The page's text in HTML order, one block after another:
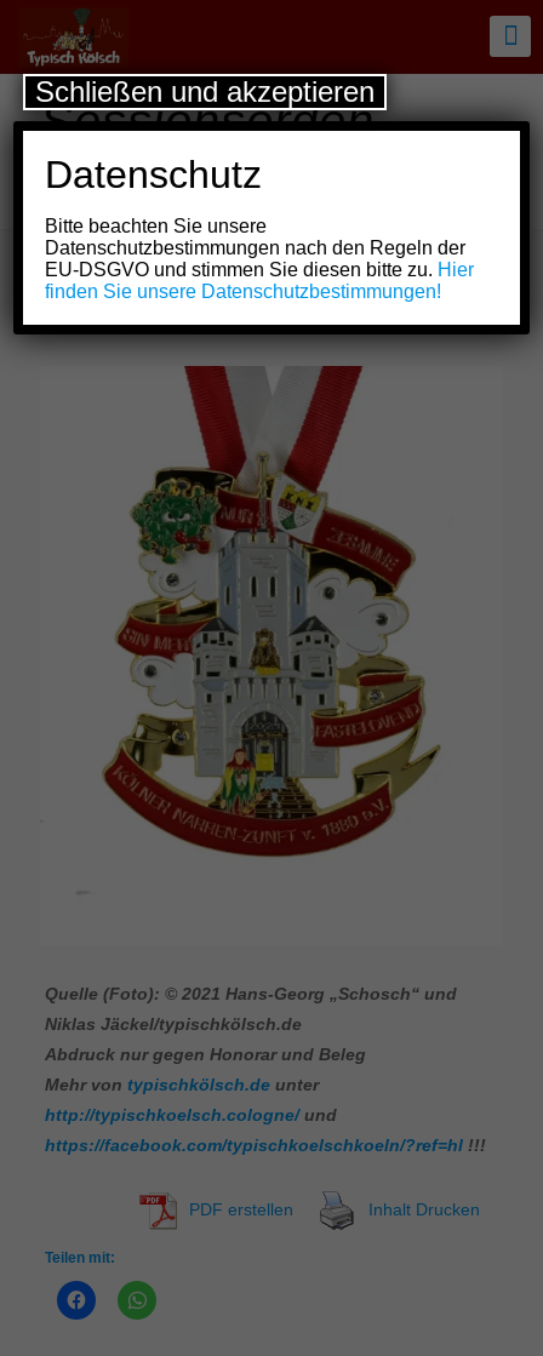
Sessionsorden
Kölner Narren-Zunft
von 1880 e. V.
Quelle (Foto): © 2021 Hans-Georg „Schosch“ und
Niklas Jäckel/typischkölsch.de
Abdruck nur gegen Honorar und Beleg
Mehr von typischkölsch.deunter
http://typischkoelsch.cologne/und
https://facebook.com/typischkoelschkoeln/?ref=hl!!!
PDF erstellen Inhalt Drucken
Teilen mit:
Datenschutz
Bitte beachten Sie unsere
Datenschutzbestimmungen nach den Regeln der
EU-DSGVO und stimmen Sie diesen bitte zu. Hier
finden Sie unsere Datenschutzbestimmungen!
Schließen und akzeptieren